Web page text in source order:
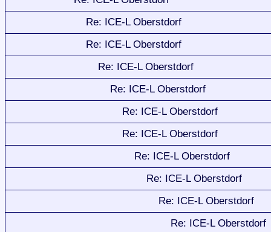
Re: ICE-L Oberstdorf
Re: ICE-L Oberstdorf
Re: ICE-L Oberstdorf
Re: ICE-L Oberstdorf
Re: ICE-L Oberstdorf
Re: ICE-L Oberstdorf
Re: ICE-L Oberstdorf
Re: ICE-L Oberstdorf
Re: ICE-L Oberstdorf
Re: ICE-L Oberstdorf